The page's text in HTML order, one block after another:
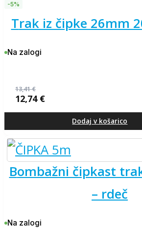
-5%
trak iz čipke 26mm
Na zalogi
13,41€
cena
13,41 €.
12,74 €
cena
Dodaj v košarico
bombažni čipkast trak 55mm 5m
– rdeč
Na zalogi